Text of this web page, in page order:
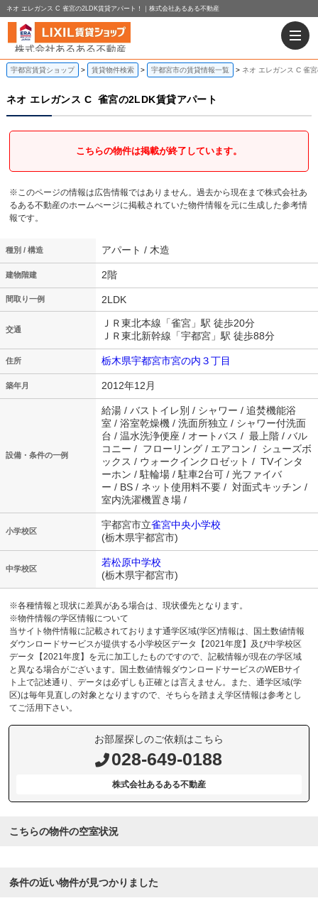
ネオ エレガンス C 雀宮の2LDK賃貸アパート！｜株式会社あるある不動産
宇都宮賃貸ショップ 賃貸物件検索 宇都宮市の賃貸情報一覧 ネオ エレガンス C 雀
ネオ エレガンス C 雀宮の2LDK賃貸アパート
こちらの物件は掲載が終了しています。
※このページの情報は広告情報ではありません。過去から現在まで株式会社あ
るある不動産のホームぺージに掲載されていた物件情報を元に生成した参考情
報です。
種別 / 構造 アパート / 木造
建物階建 2階
間取り一例 2LDK
交通
ＪＲ東北本線「雀宮」駅 徒歩20分
ＪＲ東北新幹線「宇都宮」駅 徒歩88分
住所 栃木県宇都宮市宮の内３丁目
築年月 2012年12月
設備・条件の一例
給湯 / バストイレ別 / シャワー / 追焚機能浴
室 / 浴室乾燥機 / 洗面所独立 / シャワー付洗面
台 / 温水洗浄便座 / オートバス / 最上階 / バル
コニー / フローリング / エアコン / シューズボ
ックス / ウォークインクロゼット / TVインタ
ーホン / 駐輪場 / 駐車2台可 / 光ファイバ
ー / BS / ネット使用料不要 / 対面式キッチン /
室内洗濯機置き場 /
小学校区
宇都宮市立雀宮中央小学校
(栃木県宇都宮市)
中学校区
若松原中学校
(栃木県宇都宮市)
※各種情報と現状に差異がある場合は、現状優先となります。
※物件情報の学区情報について
当サイト物件情報に記載されております通学区域(学区)情報は、国土数値情報
ダウンロードサービスが提供する小学校区データ【2021年度】及び中学校区
データ【2021年度】を元に加工したものですので、記載情報が現在の学区域
と異なる場合がございます。国土数値情報ダウンロードサービスのWEBサイ
ト上で記述通り、データは必ずしも正確とは言えません。また、通学区域(学
区)は毎年見直しの対象となりますので、そちらを踏まえ学区情報は参考とし
てご活用下さい。
お部屋探しのご依頼はこちら
028-649-0188
株式会社あるある不動産
こちらの物件の空室状況
条件の近い物件が見つかりました